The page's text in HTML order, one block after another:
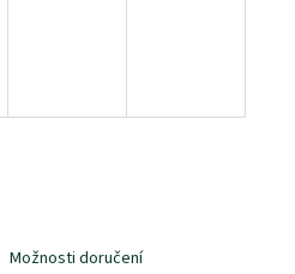
Možnosti doručení